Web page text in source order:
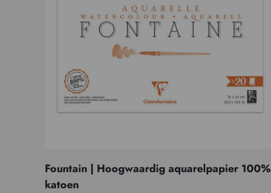
Fountain | Hoogwaardig aquarelpapier 100%
katoen